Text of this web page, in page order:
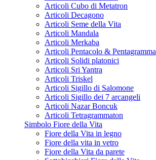
Articoli Cubo di Metatron
Articoli Decagono
Articoli Seme della Vita
Articoli Mandala
Articoli Merkaba
Articoli Pentacolo & Pentagramma
Articoli Solidi platonici
Articoli Sri Yantra
Articoli Triskel
Articoli Sigillo di Salomone
Articoli Sigillo dei 7 arcangeli
Articoli Nazar Boncuk
Articoli Tetragrammaton
Simbolo Fiore della Vita
Fiore della Vita in legno
Fiore della vita in vetro
Fiore della Vita da parete